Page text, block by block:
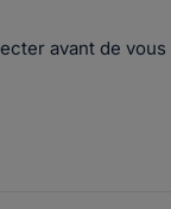
avant de